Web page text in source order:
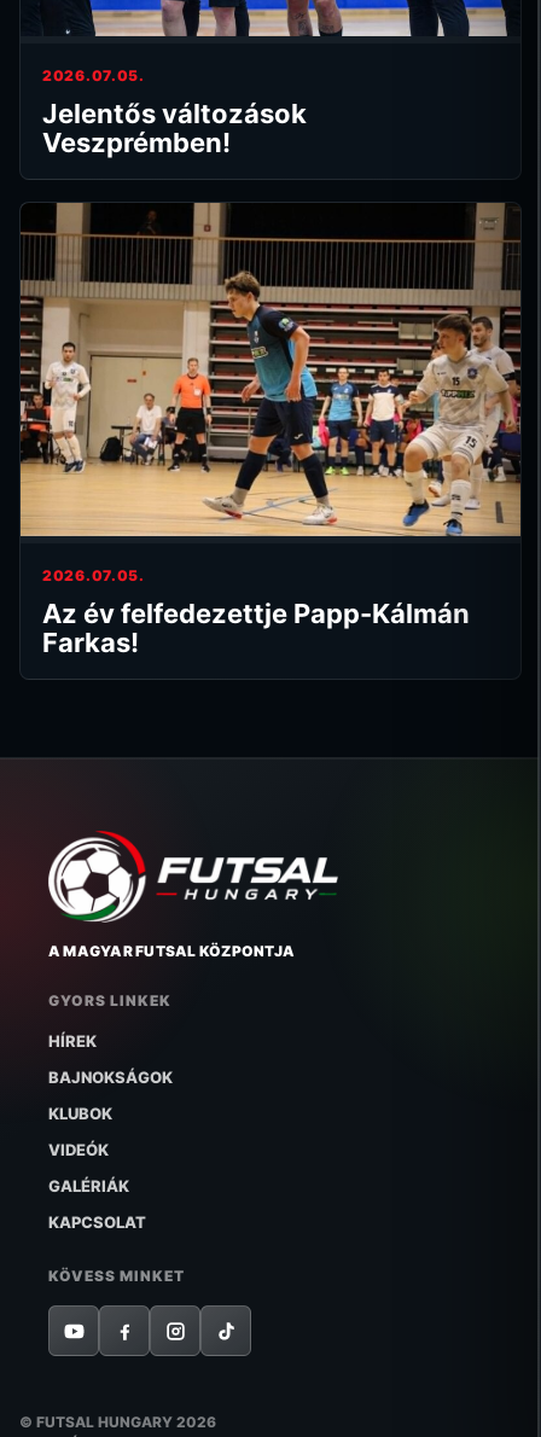
2026.07.05.
Jelentős változások
Veszprémben!
2026.07.05.
Az év felfedezettje Papp-Kálmán
Farkas!
A MAGYAR FUTSAL KÖZPONTJA
GYORS LINKEK
HÍREK
BAJNOKSÁGOK
KLUBOK
VIDEÓK
GALÉRIÁK
KAPCSOLAT
KÖVESS MINKET
© FUTSAL HUNGARY 2026